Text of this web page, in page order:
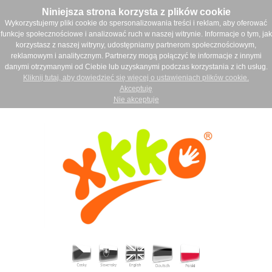
Niniejsza strona korzysta z plików cookie
Wykorzystujemy pliki cookie do spersonalizowania treści i reklam, aby oferować
funkcje społecznościowe i analizować ruch w naszej witrynie. Informacje o tym, jak
korzystasz z naszej witryny, udostępniamy partnerom społecznościowym,
reklamowym i analitycznym. Partnerzy mogą połączyć te informacje z innymi
danymi otrzymanymi od Ciebie lub uzyskanymi podczas korzystania z ich usług.
Kliknij tutaj, aby dowiedzieć się więcej o ustawieniach plików cookie.
Akceptuję
Nie akceptuje